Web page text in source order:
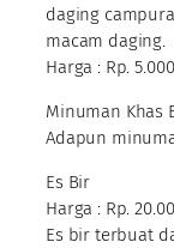
daging
macam daging.
Harga : Rp. 5.000
Minuman Khas
Adapun
Es Bir
Harga : Rp.
Es bir terbuat